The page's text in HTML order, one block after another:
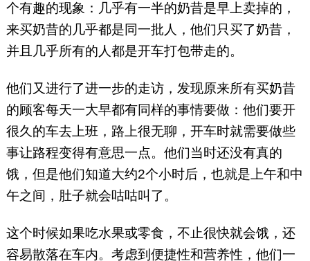
个有趣的现象：几乎有一半的奶昔是早上卖掉的，
来买奶昔的几乎都是同一批人，他们只买了奶昔，
并且几乎所有的人都是开车打包带走的。
他们又进行了进一步的走访，发现原来所有买奶昔
的顾客每天一大早都有同样的事情要做：他们要开
很久的车去上班，路上很无聊，开车时就需要做些
事让路程变得有意思一点。他们当时还没有真的
饿，但是他们知道大约2个小时后，也就是上午和中
午之间，肚子就会咕咕叫了。
这个时候如果吃水果或零食，不止很快就会饿，还
容易散落在车内。考虑到便捷性和营养性，他们一